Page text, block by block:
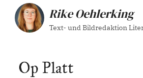
Rike Oehlerking
Text- und Bildredaktion
Op Platt